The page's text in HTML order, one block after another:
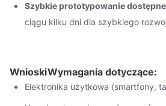
Szybkie prototypowanie dostępne
ciągu kilku dni dla szybkiego
WnioskiWymagania dotyczące:
Elektronika użytkowa (smartfony,